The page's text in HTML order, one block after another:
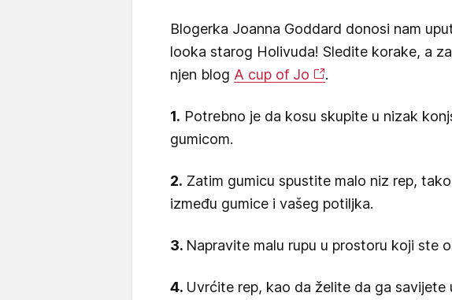
Blogerka Joanna Goddard donosi nam
looka starog Holivuda! Sledite korake, a
njen blog A cup of Jo .
1. Potrebno je da kosu skupite u nizak
gumicom.
2. Zatim gumicu spustite malo niz rep,
između gumice i vašeg potiljka.
3. Napravite malu rupu u prostoru koji ste
4. Uvrćite rep, kao da želite da ga savijete